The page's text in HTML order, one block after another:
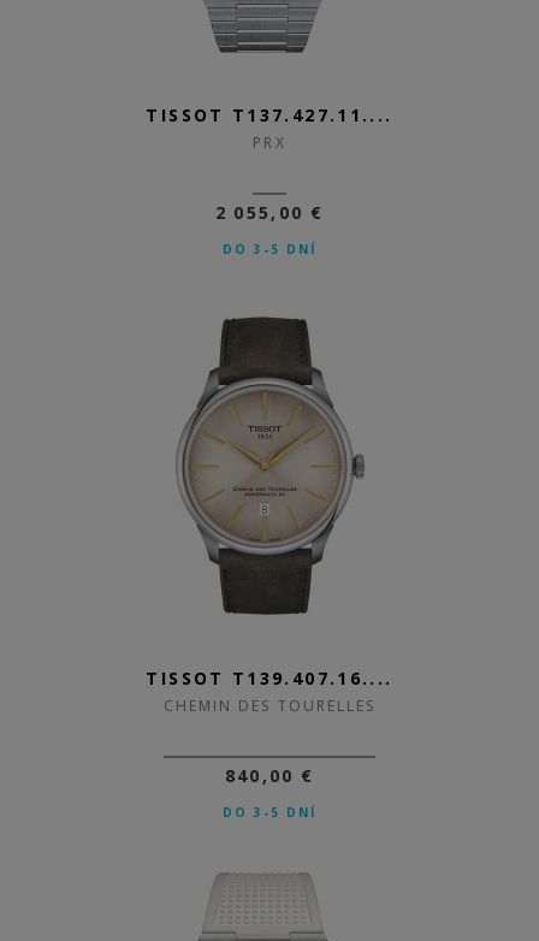
TISSOT T137.427.11....
PRX
2 055,00 €
DO 3-5 DNÍ
TISSOT T139.407.16....
CHEMIN DES TOURELLES
840,00 €
DO 3-5 DNÍ